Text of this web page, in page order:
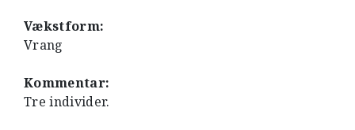
Vækstform:
Vrang
Kommentar:
Tre individer.